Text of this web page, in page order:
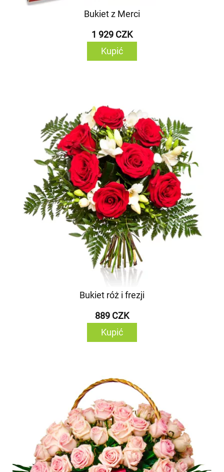
Bukiet z Merci
1 929 CZK
Kupić
Bukiet róż i frezji
889 CZK
Kupić